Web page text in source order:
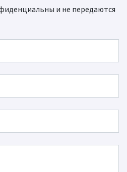
и не передаются